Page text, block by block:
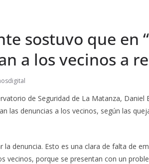
sostuvo que en
a los vecinos a
de Seguridad de La Matanza,
las denuncias a los vecinos, según las
la denuncia. Esto es una clara de falta de
vecinos, porque se presentan con un